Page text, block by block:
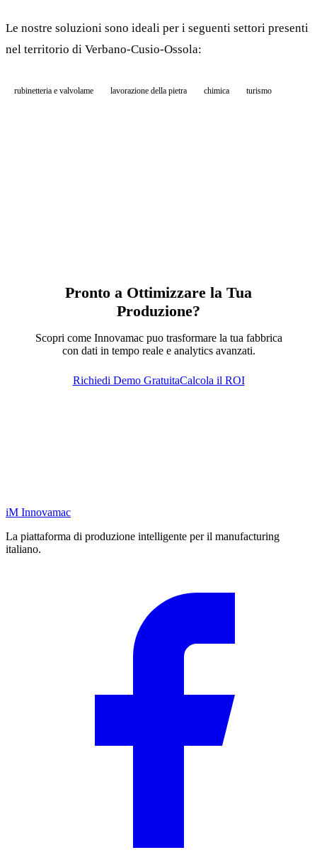
Le nostre soluzioni sono ideali per i seguenti settori presenti
nel territorio di Verbano-Cusio-Ossola:
rubinetteria e valvolame lavorazione della pietra chimica turismo
Pronto a Ottimizzare la Tua
Produzione?
Scopri come Innovamac puo trasformare la tua fabbrica
con dati in tempo reale e analytics avanzati.
Richiedi Demo GratuitaCalcola il ROI
iM Innovamac
La piattaforma di produzione intelligente per il manufacturing
italiano.